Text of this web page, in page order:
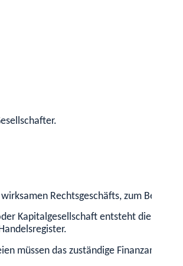
Rechtsgeschäfts, zum Beispiel
Kapitalgesellschaft entsteht die
müssen das zuständige Finanzamt